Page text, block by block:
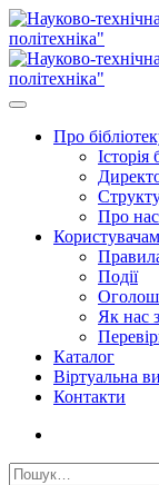
Про
Історія
Про нас
Користувачам
Події
Як нас
Каталог
Віртуальна
Контакти